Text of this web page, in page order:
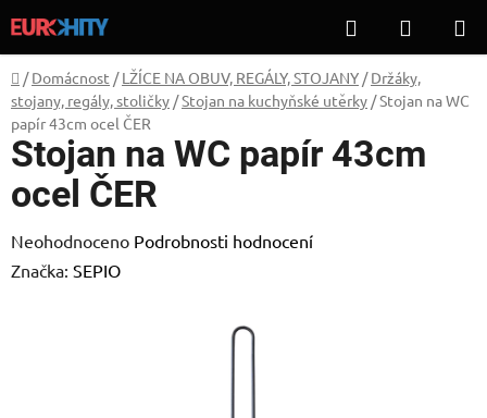
na
obsah
Hledat
KOŠÍK
Domů
/ Domácnost / LŽÍCE NA OBUV, REGÁLY, STOJANY / Držáky,
stojany, regály, stoličky /Stojan na kuchyňské utěrky /Stojan na WC
papír 43cm ocel ČER
Stojan na WC papír 43cm
ocel ČER
Průměrné
hodnocení
Neohodnoceno Podrobnosti hodnocení
Značka: SEPIO